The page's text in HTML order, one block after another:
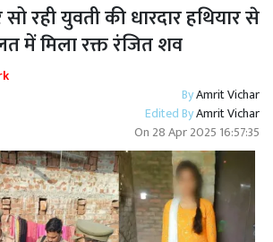
रही युवती की धारदार हथियार से
में मिला रक्त रंजित शव
ByAmrit Vichar
Edited ByAmrit Vichar
On 28 Apr 2025 16:57:35